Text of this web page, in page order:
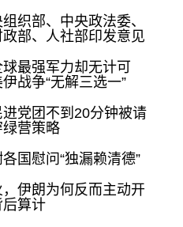
织部、中央政法委、
部、人社部印发意见
最强军力却无计可
战争“无解三选一”
党团不到20分钟被请
营策略
国慰问“独漏赖清德”
伊朗为何反而主动开
算计